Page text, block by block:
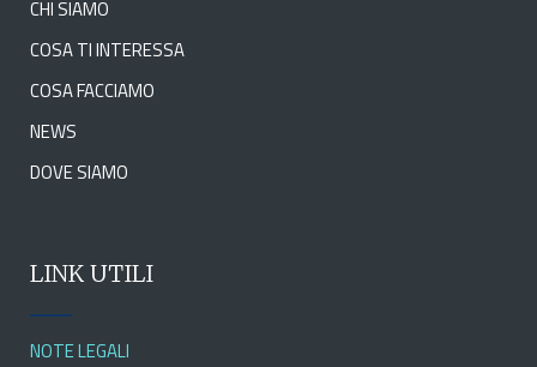
CHI SIAMO
COSA TI INTERESSA
COSA FACCIAMO
NEWS
DOVE SIAMO
LINK UTILI
NOTE LEGALI